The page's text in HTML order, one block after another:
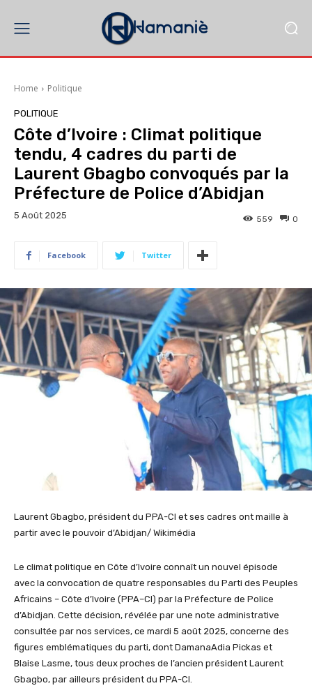
Home Politique
POLITIQUE
Côte d’Ivoire : Climat politique
tendu, 4 cadres du parti de
Laurent Gbagbo convoqués par la
Préfecture de Police d’Abidjan
5 Août 2025 0
559
Facebook Twitter
Laurent Gbagbo, président du PPA-CI et ses cadres ont maille à
partir avec le pouvoir d’Abidjan/ Wikimédia
Le climat politique en Côte d’Ivoire connaît un nouvel épisode
avec la convocation de quatre responsables du Parti des Peuples
Africains – Côte d’Ivoire (PPA–CI) par la Préfecture de Police
d’Abidjan. Cette décision, révélée par une note administrative
consultée par nos services, ce mardi 5 août 2025, concerne des
figures emblématiques du parti, dont DamanaAdia Pickas et
Blaise Lasme, tous deux proches de l’ancien président Laurent
Gbagbo, par ailleurs président du PPA-CI